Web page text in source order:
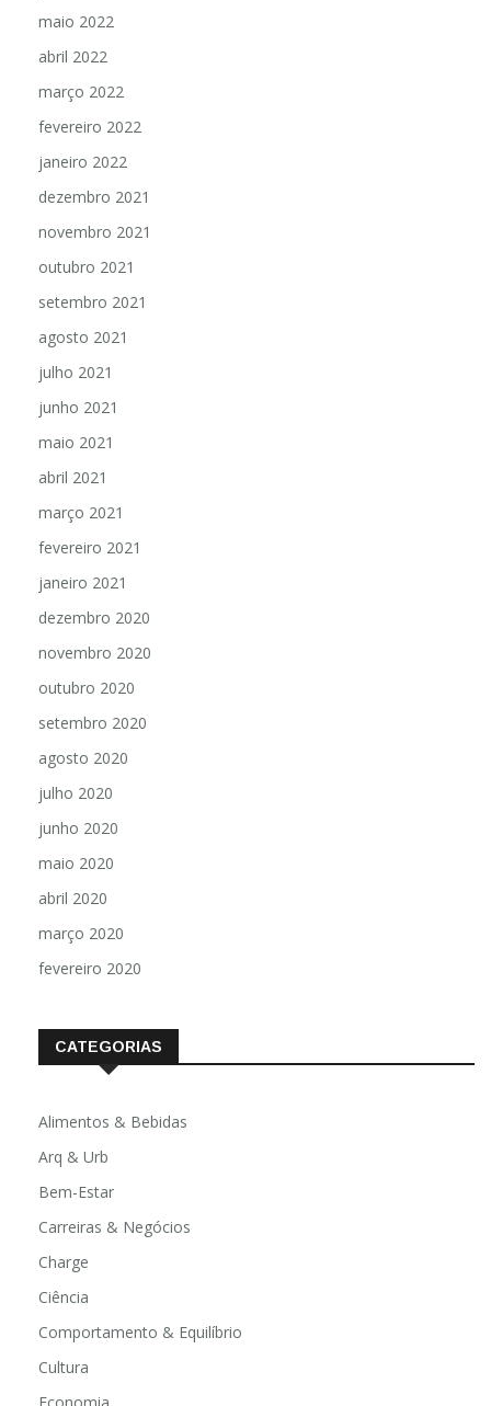
maio 2022
abril 2022
março 2022
fevereiro 2022
janeiro 2022
dezembro 2021
novembro 2021
outubro 2021
setembro 2021
agosto 2021
julho 2021
junho 2021
maio 2021
abril 2021
março 2021
fevereiro 2021
janeiro 2021
dezembro 2020
novembro 2020
outubro 2020
setembro 2020
agosto 2020
julho 2020
junho 2020
maio 2020
abril 2020
março 2020
fevereiro 2020
CATEGORIAS
Alimentos & Bebidas
Arq & Urb
Bem-Estar
Carreiras & Negócios
Charge
Ciência
Comportamento & Equilíbrio
Cultura